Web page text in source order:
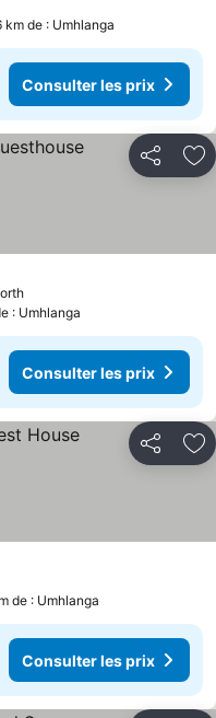
km de : Umhlanga
Consulter les prix
Partager
: Umhlanga
Consulter les prix
Partager
de : Umhlanga
Consulter les prix